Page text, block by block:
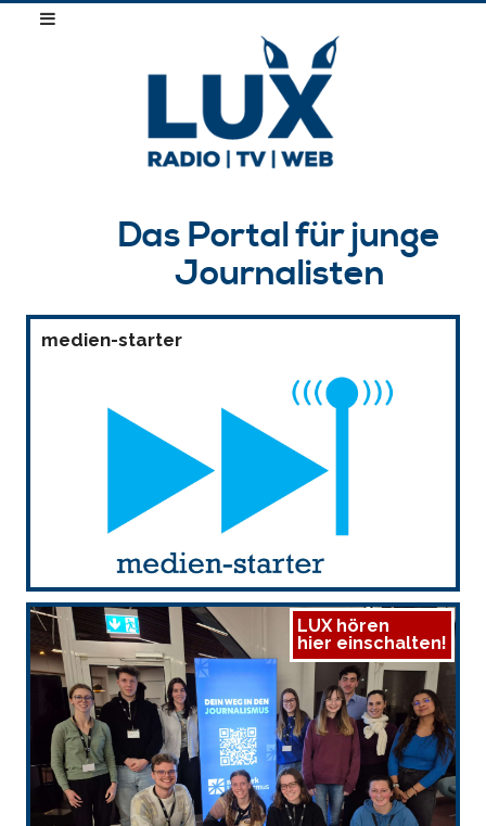
Das Portal für junge
Journalisten
medien-starter
LUX hören
hier einschalten!